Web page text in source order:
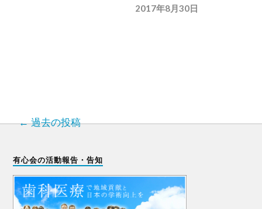
2017年8月30日
過去の投稿
有心会の活動報告・告知